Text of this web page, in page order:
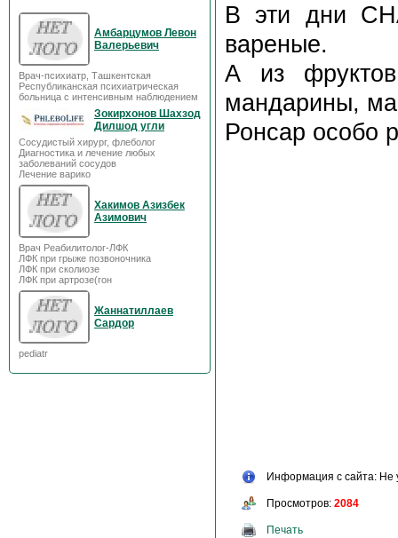
Амбарцумов Левон
Валерьевич
Врач-психиатр, Ташкентская
Республиканская психиатрическая
больница с интенсивным наблюдением
Зокирхонов Шахзод
Дилшод угли
Сосудистый хирург, флеболог
Диагностика и лечение любых
заболеваний сосудов
Лечение варико
Хакимов Азизбек
Азимович
Врач Реабилитолог-ЛФК
ЛФК при грыже позвоночника
ЛФК при сколиозе
ЛФК при артрозе(гон
Жаннатиллаев
Сардор
pediatr
В эти дни
вареные.
А из
мандарины,
Ронсар особо
Информация с сайта: Не
Просмотров: 2084
Печать